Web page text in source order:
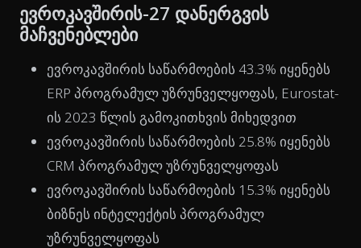
ევროკავშირის-27 დანერგვის
მაჩვენებლები
ევროკავშირის საწარმოების 43.3% იყენებს
ERP პროგრამულ უზრუნველყოფას, Eurostat-
ის 2023 წლის გამოკითხვის მიხედვით
ევროკავშირის საწარმოების 25.8% იყენებს
CRM პროგრამულ უზრუნველყოფას
ევროკავშირის საწარმოების 15.3% იყენებს
ბიზნეს ინტელექტის პროგრამულ
უზრუნველყოფას